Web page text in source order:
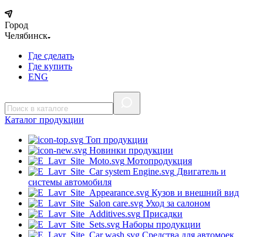
Город
Челябинск
Где сделать
Где купить
ENG
Каталог продукции
Топ продукции
Новинки продукции
Мотопродукция
Двигатель и
системы автомобиля
Кузов и внешний вид
Уход за салоном
Присадки
Наборы продукции
Средства для автомоек